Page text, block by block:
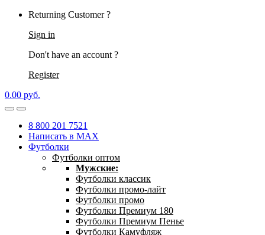
Returning Customer ?
Sign in
Don't have an account ?
Register
0.00 руб.
8 800 201 7521
Написать в MAX
Футболки
Футболки оптом
Мужские:
Футболки классик
Футболки промо-лайт
Футболки промо
Футболки Премиум 180
Футболки Премиум Пенье
Футболки Камуфляж